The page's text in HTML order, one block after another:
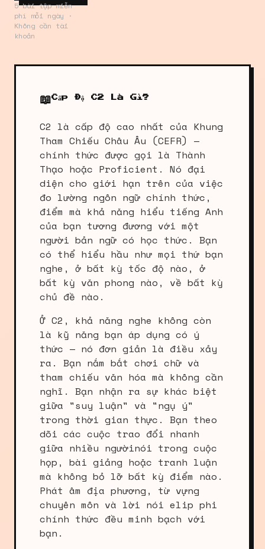
5 bài tập miễn
phí mỗi ngày ·
Không cần tài
khoản
📖Cấp Độ C2 Là Gì?
C2 là cấp độ cao nhất của Khung
Tham Chiếu Châu Âu (CEFR) —
chính thức được gọi là Thành
Thạo hoặc Proficient. Nó đại
diện cho giới hạn trên của việc
đo lường ngôn ngữ chính thức,
điểm mà khả năng hiểu tiếng Anh
của bạn tương đương với một
người bản ngữ có học thức. Bạn
có thể hiểu hầu như mọi thứ bạn
nghe, ở bất kỳ tốc độ nào, ở
bất kỳ văn phong nào, về bất kỳ
chủ đề nào.
Ở C2, khả năng nghe không còn
là kỹ năng bạn áp dụng có ý
thức — nó đơn giản là điều xảy
ra. Bạn nắm bắt chơi chữ và
tham chiếu văn hóa mà không cần
nghĩ. Bạn nhận ra sự khác biệt
giữa "suy luận" và "ngụ ý"
trong thời gian thực. Bạn theo
dõi các cuộc trao đổi nhanh
giữa nhiều ngườinói trong cuộc
họp, bài giảng hoặc tranh luận
mà không bỏ lỡ bất kỳ điểm nào.
Phát âm địa phương, từ vựng
chuyên môn và lời nói elip phi
chính thức đều minh bạch với
bạn.